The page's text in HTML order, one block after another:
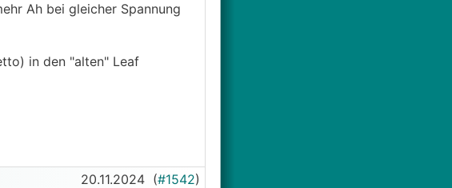
Ah bei gleicher Spannung
in den "alten" Leaf
20.11.2024 (#1542)